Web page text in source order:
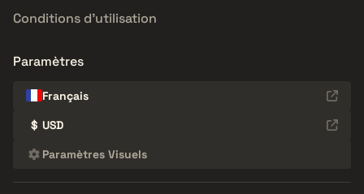
Conditions d'utilisation
Paramètres
Français
$ USD
Paramètres Visuels